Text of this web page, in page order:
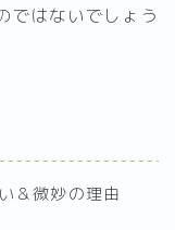
ではないでしょう
＆微妙の理由